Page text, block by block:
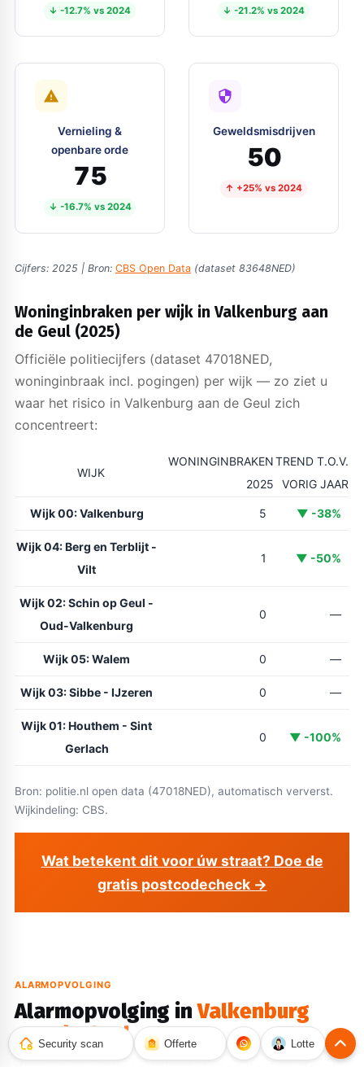
↓ -12.7% vs 2024
↓ -21.2% vs 2024
Vernieling &
openbare orde
75
↓ -16.7% vs 2024
Geweldsmisdrijven
50
↑ +25% vs 2024
Cijfers: 2025 | Bron: CBS Open Data (dataset 83648NED)
Woninginbraken per wijk in Valkenburg aan
de Geul (2025)
Officiële politiecijfers (dataset 47018NED,
woninginbraak incl. pogingen) per wijk — zo ziet u
waar het risico in Valkenburg aan de Geul zich
concentreert:
WIJK
WONINGINBRAKEN
2025
TREND T.O.V.
VORIG JAAR
Wijk 00: Valkenburg 5 ▼ -38%
Wijk 04: Berg en Terblijt -
Vilt
1 ▼ -50%
Wijk 02: Schin op Geul -
Oud-Valkenburg
0 —
Wijk 05: Walem 0 —
Wijk 03: Sibbe - IJzeren 0 —
Wijk 01: Houthem - Sint
Gerlach
0 ▼ -100%
Bron: politie.nl open data (47018NED), automatisch ververst.
Wijkindeling: CBS.
Wat betekent dit voor úw straat? Doe de
gratis postcodecheck →
ALARMOPVOLGING
Alarmopvolging inValkenburg
aan de Geul
Security scan Offerte Lotte